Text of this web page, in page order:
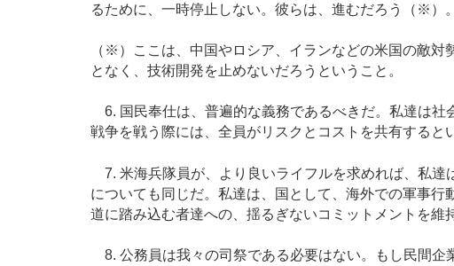
るために、一時停止しない。彼らは、進むだろう（※）。
（※）ここは、中国やロシア、イランなどの米国の敵対
となく、技術開発を止めないだろうということ。
6. 国民奉仕は、普遍的な義務であるべきだ。私達は社
戦争を戦う際には、全員がリスクとコストを共有すると
7. 米海兵隊員が、より良いライフルを求めれば、私達
についても同じだ。私達は、国として、海外での軍事
道に踏み込む者達への、揺るぎないコミットメントを維
8. 公務員は我々の司祭である必要はない。もし民間企